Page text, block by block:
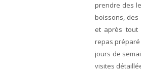
prendre des
boissons,
et après tout
repas
jours de
visites